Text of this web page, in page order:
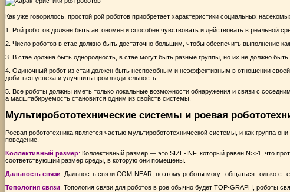
Как уже говорилось, простой рой роботов приобретает характеристики социальных
1. Рой роботов должен быть автономен и способен чувствовать и действовать в реальной
2. Число роботов в стае должно быть достаточно большим, чтобы обеспечить выполнение
3. В стае должна быть однородность, в стае могут быть разные группы, но их не должно
4. Одиночный робот из стаи должен быть неспособным и неэффективным в отношении
добиться успеха и улучшить производительность.
5. Все роботы должны иметь только локальные возможности обнаружения и связи с
а масштабируемость становится одним из свойств системы.
Мультиробототехнические системы и роевая
Роевая робототехника является частью мультиробототехнической системы, и как группа
поведение.
Коллективный размер: Коллективный размер — это SIZE-INF, который равен N>>1, что
соответствующий размер среды, в которую они помещены.
Дальность связи: Дальность связи COM-NEAR, поэтому роботы могут общаться только с
Топология связи Топология связи для роботов в рое обычно будет TOP-GRAPH, роботы